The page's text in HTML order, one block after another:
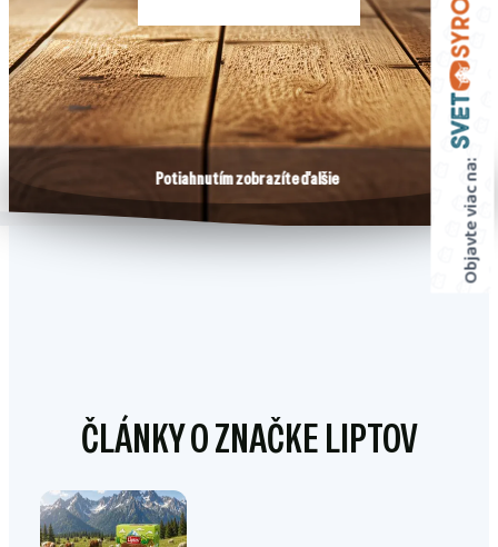
Objavte viac na:
Potiahnutím zobrazíte ďalšie
ČLÁNKY O ZNAČKE LIPTOV